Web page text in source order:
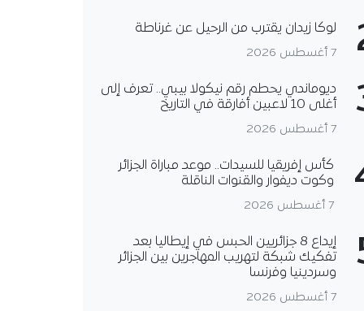
لوكا زيدان يقترب من الرحيل عن غرناطة
7 أغسطس 2026
ديوماندي يحطم رقم نيكولا بيبي.. تعرف إلى
أغلى 10 لاعبين أفارقة في التاريخ
7 أغسطس 2026
كأس إفريقيا للسيدات.. موعد مباراة الجزائر
وكوت ديفوار والقنوات الناقلة
7 أغسطس 2026
إيداع 8 جزائريين الحبس في إيطاليا بعد
تفكيك شبكة لتهريب المهاجرين بين الجزائر
وسردينيا وفرنسا
7 أغسطس 2026